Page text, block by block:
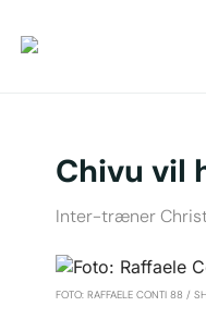
Chivu vil
Inter-træner
FOTO: RAFFAELE CONTI 88 /